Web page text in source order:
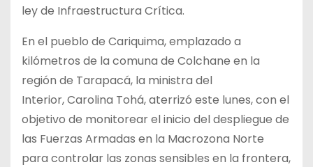
ley de Infraestructura Crítica.
En el pueblo de Cariquima, emplazado a
kilómetros de la comuna de Colchane en la
región de Tarapacá, la ministra del
Interior, Carolina Tohá, aterrizó este lunes, con el
objetivo de monitorear el inicio del despliegue de
las Fuerzas Armadas en la Macrozona Norte
para controlar las zonas sensibles en la frontera,